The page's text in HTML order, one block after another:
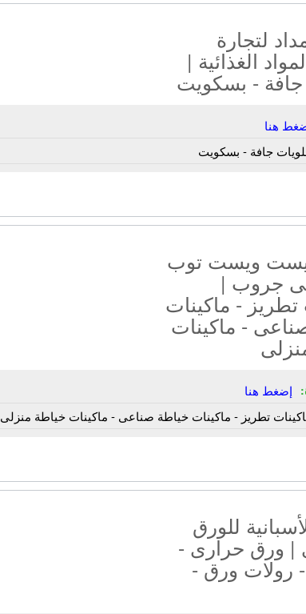
لتجارة
الغذائية |
جافة - بسكويت
هنا
جافة - بسكويت
ويست توب
جروب |
تطريز - ماكينات
- ماكينات
إضغط هنا
تطريز - ماكينات خياطة صناعى - ماكينات خياطة منزلى
للورق
| ورق حرارى -
رولات ورق -